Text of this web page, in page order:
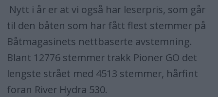
Nytt i år er at vi også har leserpris, som går
til den båten som har fått flest stemmer på
Båtmagasinets nettbaserte avstemning.
Blant 12776 stemmer trakk Pioner GO det
lengste strået med 4513 stemmer, hårfint
foran River Hydra 530.